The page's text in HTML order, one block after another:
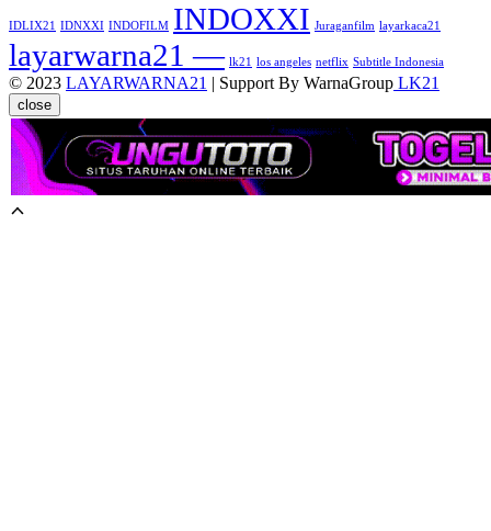
IDLIX21 IDNXXI INDOFILM INDOXXI Juraganfilm layarkaca21
layarwarna21 — lk21 los angeles netflix Subtitle Indonesia
© 2023 LAYARWARNA21 | Support By WarnaGroup LK21
close